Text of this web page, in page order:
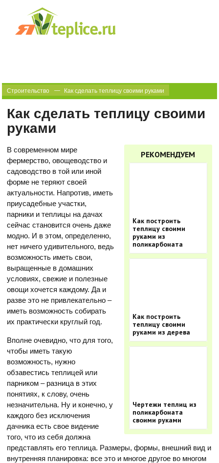
Строительство Как сделать теплицу своими руками
Как сделать теплицу своими
руками
РЕКОМЕНДУЕМ
Как построить
теплицу своими
руками из
поликарбоната
Как построить
теплицу своими
руками из дерева
Чертежи теплиц из
поликарбоната
своими руками
В современном мире
фермерство, овощеводство и
садоводство в той или иной
форме не теряют своей
актуальности. Напротив, иметь
приусадебные участки,
парники и теплицы на дачах
сейчас становится очень даже
модно. И в этом, определенно,
нет ничего удивительного, ведь
возможность иметь свои,
выращенные в домашних
условиях, свежие и полезные
овощи хочется каждому. Да и
разве это не привлекательно –
иметь возможность собирать
их практически круглый год.
Вполне очевидно, что для того,
чтобы иметь такую
возможность, нужно
обзавестись теплицей или
парником – разница в этих
понятиях, к слову, очень
незначительна. Ну и конечно, у
каждого без исключения
дачника есть свое видение
того, что из себя должна
представлять его теплица. Размеры, формы, внешний вид и
внутренняя планировка: все это и многое другое во многом